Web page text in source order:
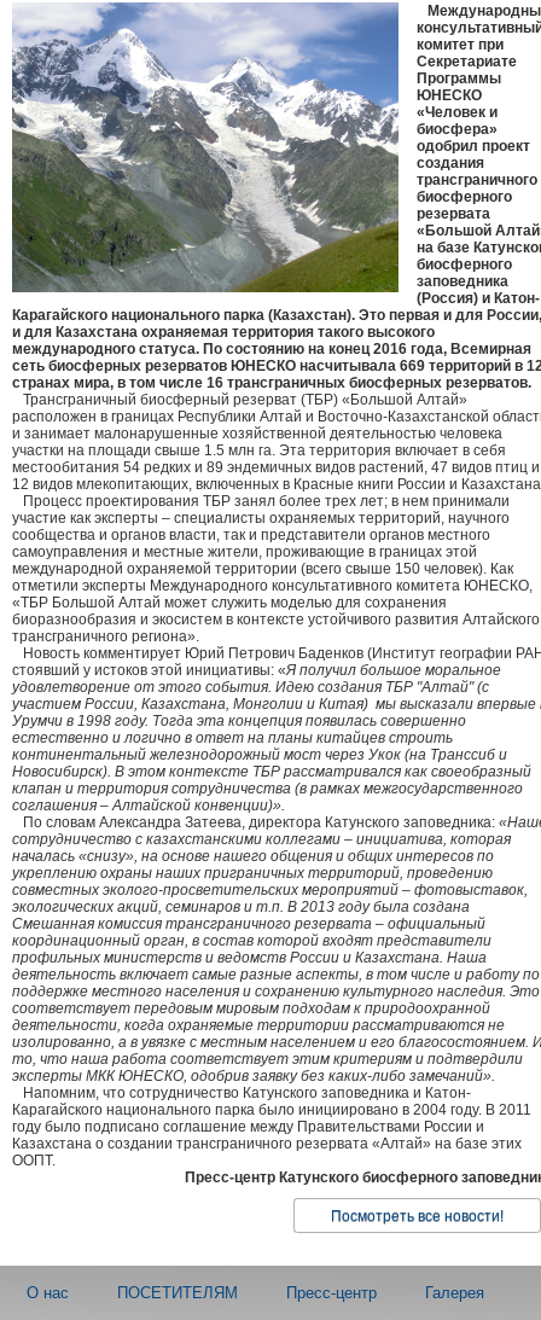
комитет при
Секретариате
Программы
ЮНЕСКО
«Человек и
биосфера»
одобрил проект
создания
трансграничного
биосферного
резервата
«Большой
на базе
биосферного
заповедника
(Россия) и Катон-
Карагайского национального парка (Казахстан). Это первая и для России,
и для Казахстана охраняемая территория такого высокого
международного статуса. По состоянию на конец 2016 года, Всемирная
сеть биосферных резерватов ЮНЕСКО насчитывала 669 территорий в
странах мира, в том числе 16 трансграничных биосферных резерватов.
Трансграничный биосферный резерват (ТБР) «Большой Алтай»
расположен в границах Республики Алтай и Восточно-Казахстанской
и занимает малонарушенные хозяйственной деятельностью человека
участки на площади свыше 1.5 млн га. Эта территория включает в себя
местообитания 54 редких и 89 эндемичных видов растений, 47 видов птиц и
12 видов млекопитающих, включенных в Красные книги России и
Процесс проектирования ТБР занял более трех лет; в нем принимали
участие как эксперты – специалисты охраняемых территорий, научного
сообщества и органов власти, так и представители органов местного
самоуправления и местные жители, проживающие в границах этой
международной охраняемой территории (всего свыше 150 человек). Как
отметили эксперты Международного консультативного комитета ЮНЕСКО,
«ТБР Большой Алтай может служить моделью для сохранения
биоразнообразия и экосистем в контексте устойчивого развития Алтайского
трансграничного региона».
Новость комментирует Юрий Петрович Баденков (Институт географии
стоявший у истоков этой инициативы: «Я получил большое моральное
удовлетворение от этого события. Идею создания ТБР "Алтай" (с
участием России, Казахстана, Монголии и Китая) мы высказали впервые
Урумчи в 1998 году. Тогда эта концепция появилась совершенно
естественно и логично в ответ на планы китайцев строить
континентальный железнодорожный мост через Укок (на Транссиб и
Новосибирск). В этом контексте ТБР рассматривался как своеобразный
клапан и территория сотрудничества (в рамках межгосударственного
соглашения – Алтайской конвенции)».
По словам Александра Затеева, директора Катунского заповедника:
сотрудничество с казахстанскими коллегами – инициатива, которая
началась «снизу», на основе нашего общения и общих интересов по
укреплению охраны наших приграничных территорий, проведению
совместных эколого-просветительских мероприятий – фотовыставок,
экологических акций, семинаров и т.п. В 2013 году была создана
Смешанная комиссия трансграничного резервата – официальный
координационный орган, в состав которой входят представители
профильных министерств и ведомств России и Казахстана. Наша
деятельность включает самые разные аспекты, в том числе и работу по
поддержке местного населения и сохранению культурного наследия. Это
соответствует передовым мировым подходам к природоохранной
деятельности, когда охраняемые территории рассматриваются не
изолированно, а в увязке с местным населением и его благосостоянием.
то, что наша работа соответствует этим критериям и подтвердили
эксперты МКК ЮНЕСКО, одобрив заявку без каких-либо замечаний».
Напомним, что сотрудничество Катунского заповедника и Катон-
Карагайского национального парка было инициировано в 2004 году. В 2011
году было подписано соглашение между Правительствами России и
Казахстана о создании трансграничного резервата «Алтай» на базе этих
ООПТ.
Пресс-центр Катунского биосферного
Посмотреть все новости!
О нас ПОСЕТИТЕЛЯМ Пресс-центр Галерея